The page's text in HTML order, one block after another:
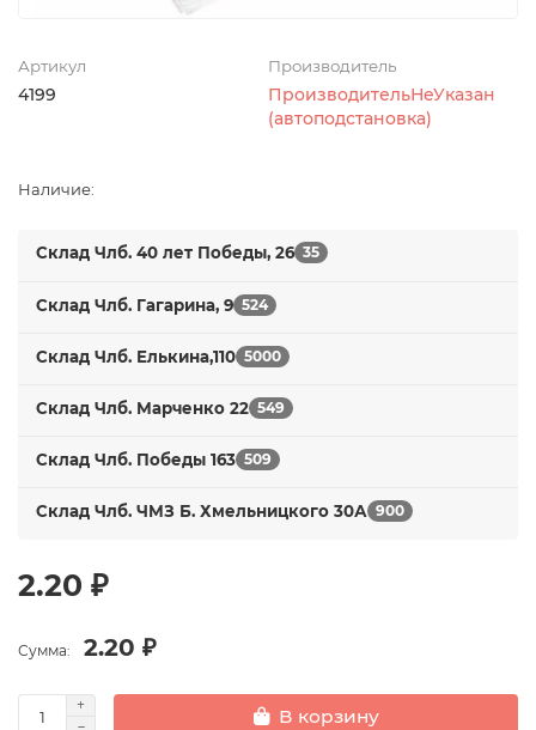
Артикул
4199
Производитель
ПроизводительНеУказан
(автоподстановка)
Наличие:
Склад Члб. 40 лет Победы, 26 35
Склад Члб. Гагарина, 9 524
Склад Члб. Елькина,110 5000
Склад Члб. Марченко 22 549
Склад Члб. Победы 163 509
Склад Члб. ЧМЗ Б. Хмельницкого 30А 900
2.20 ₽
Сумма: 2.20 ₽
В корзину